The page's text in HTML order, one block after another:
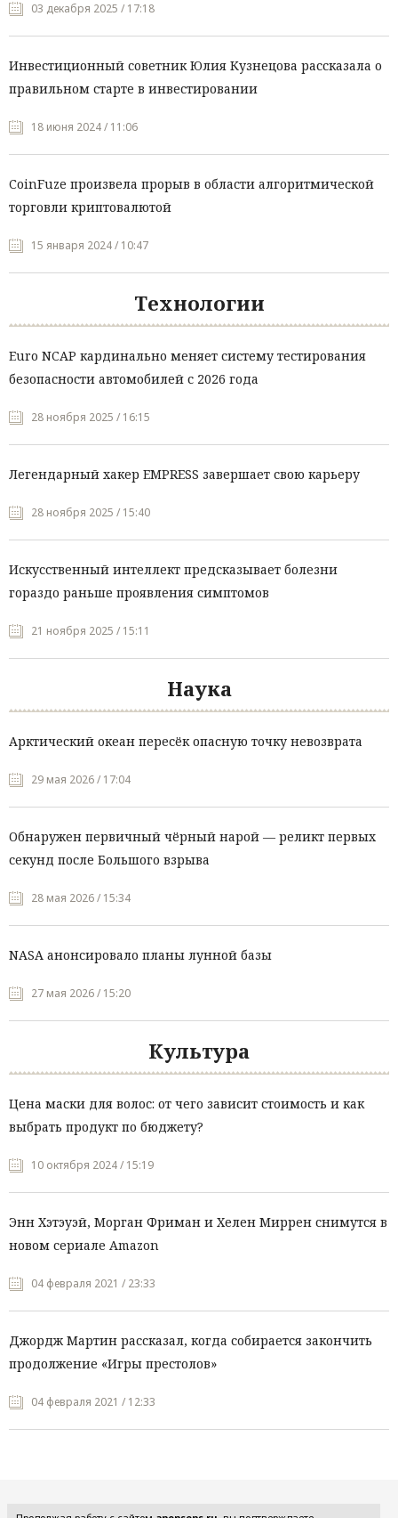
03 декабря 2025 / 17:18
Инвестиционный советник Юлия Кузнецова рассказала о
правильном старте в инвестировании
18 июня 2024 / 11:06
CoinFuze произвела прорыв в области алгоритмической
торговли криптовалютой
15 января 2024 / 10:47
Технологии
Euro NCAP кардинально меняет систему тестирования
безопасности автомобилей с 2026 года
28 ноября 2025 / 16:15
Легендарный хакер EMPRESS завершает свою карьеру
28 ноября 2025 / 15:40
Искусственный интеллект предсказывает болезни
гораздо раньше проявления симптомов
21 ноября 2025 / 15:11
Наука
Арктический океан пересёк опасную точку невозврата
29 мая 2026 / 17:04
Обнаружен первичный чёрный нарой — реликт первых
секунд после Большого взрыва
28 мая 2026 / 15:34
NASA анонсировало планы лунной базы
27 мая 2026 / 15:20
Культура
Цена маски для волос: от чего зависит стоимость и как
выбрать продукт по бюджету?
10 октября 2024 / 15:19
Энн Хэтэуэй, Морган Фриман и Хелен Миррен снимутся в
новом сериале Amazon
04 февраля 2021 / 23:33
Джордж Мартин рассказал, когда собирается закончить
продолжение «Игры престолов»
04 февраля 2021 / 12:33